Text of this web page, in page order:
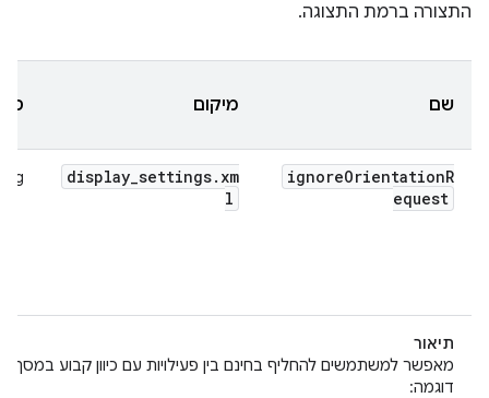
התצורה ברמת התצוגה.
שם מיקום סוג
ignoreOrientationR
equest
display_settings. xm
l
תיאור
מאפשר למשתמשים להחליף בחינם בין פעילויות עם כיוון קבוע במסך
דוגמה: